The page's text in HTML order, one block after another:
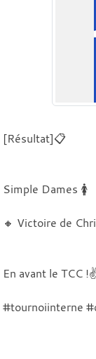
[Résultat]📋
Simple Dames 🚺
🔸 Victoire de
En avant le TCC
#tournoiinterne